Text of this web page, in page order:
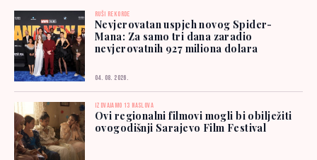
RUŠI REKORDE
Nevjerovatan uspjeh novog Spider-
Mana: Za samo tri dana zaradio
nevjerovatnih 927 miliona dolara
04. 08. 2026.
IZDVAJAMO 13 NASLOVA
Ovi regionalni filmovi mogli bi obilježiti
ovogodišnji Sarajevo Film Festival